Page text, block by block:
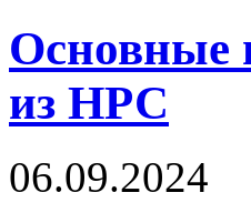
Основные
из НРС
06.09.2024